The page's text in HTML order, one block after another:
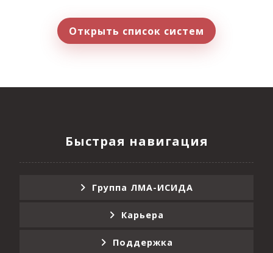
Открыть список систем
Быстрая навигация
Группа ЛМА-ИСИДА
Карьера
Поддержка